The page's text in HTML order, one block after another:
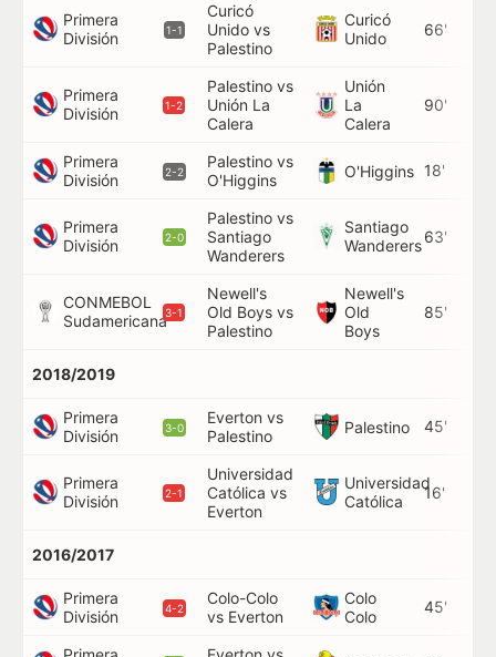
Primera
División
1-1
Curicó
Unido vs
Palestino
Curicó
Unido
66'
Primera
División
1-2
Palestino vs
Unión La
Calera
Unión
La
Calera
90'
Primera
División
2-2
Palestino vs
O'Higgins
O'Higgins 18'
Primera
División
2-0
Palestino vs
Santiago
Wanderers
Santiago
Wanderers63'
CONMEBOL
Sudamericana3-1
Newell's
Old Boys vs
Palestino
Newell's
Old
Boys
85'
2018/2019
Primera
División
3-0
Everton vs
Palestino
Palestino 45'
Primera
División
2-1
Universidad
Católica vs
Everton
Universidad
Católica
16'
2016/2017
Primera
División
4-2
Colo-Colo
vs Everton
Colo
Colo
45'